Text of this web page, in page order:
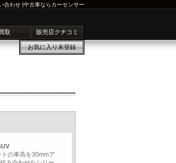
合わせ |中古車ならカーセンサー
取 販売店クチコミ
お気に入り未登録
の車高を30mmア